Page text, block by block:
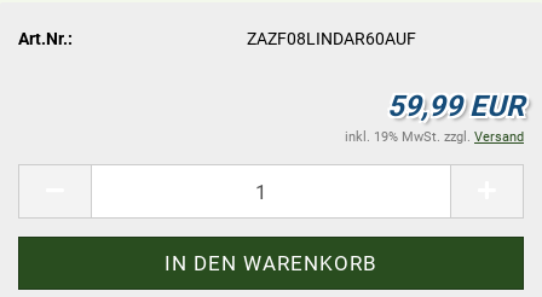
Art.Nr.: ZAZF08LINDAR60AUF
59,99 EUR
inkl. 19% MwSt. zzgl. Versand